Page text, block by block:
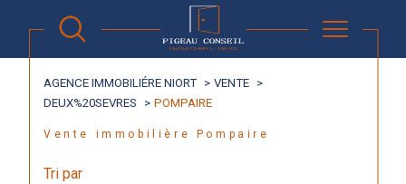
AGENCE IMMOBILIÉRE NIORT
VENTE
DEUX%20SEVRES
POMPAIRE
Vente immobilière Pompaire
Tri par